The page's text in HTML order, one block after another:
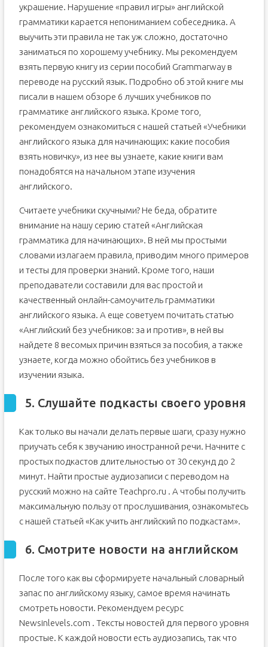
украшение. Нарушение «правил игры» английской
грамматики карается непониманием собеседника. А
выучить эти правила не так уж сложно, достаточно
заниматься по хорошему учебнику. Мы рекомендуем
взять первую книгу из серии пособий Grammarway в
переводе на русский язык. Подробно об этой книге мы
писали в нашем обзоре 6 лучших учебников по
грамматике английского языка. Кроме того,
рекомендуем ознакомиться с нашей статьей «Учебники
английского языка для начинающих: какие пособия
взять новичку», из нее вы узнаете, какие книги вам
понадобятся на начальном этапе изучения
английского.
Считаете учебники скучными? Не беда, обратите
внимание на нашу серию статей «Английская
грамматика для начинающих». В ней мы простыми
словами излагаем правила, приводим много примеров
и тесты для проверки знаний. Кроме того, наши
преподаватели составили для вас простой и
качественный онлайн-самоучитель грамматики
английского языка. А еще советуем почитать статью
«Английский без учебников: за и против», в ней вы
найдете 8 весомых причин взяться за пособия, а также
узнаете, когда можно обойтись без учебников в
изучении языка.
5. Слушайте подкасты своего уровня
Как только вы начали делать первые шаги, сразу нужно
приучать себя к звучанию иностранной речи. Начните с
простых подкастов длительностью от 30 секунд до 2
минут. Найти простые аудиозаписи с переводом на
русский можно на сайте Teachpro.ru . А чтобы получить
максимальную пользу от прослушивания, ознакомьтесь
с нашей статьей «Как учить английский по подкастам».
6. Смотрите новости на английском
После того как вы сформируете начальный словарный
запас по английскому языку, самое время начинать
смотреть новости. Рекомендуем ресурс
Newsinlevels.com . Тексты новостей для первого уровня
простые. К каждой новости есть аудиозапись, так что